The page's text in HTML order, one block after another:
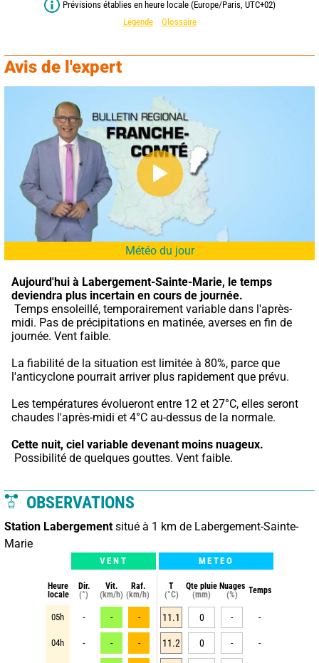
Prévisions établies en heure locale (Europe/Paris, UTC+02)
Légende
Glossaire
Avis de l'expert
Météo du jour
Aujourd'hui à Labergement-Sainte-Marie, le temps
deviendra plus incertain en cours de journée.
midi. Pas de précipitations en matinée, averses en fin de
journée. Vent faible.
La fiabilité de la situation est limitée à 80%, parce que
l'anticyclone pourrait arriver plus rapidement que prévu.
Les températures évolueront entre 12 et 27°C, elles seront
chaudes l'après-midi et 4°C au-dessus de la normale.
Cette nuit, ciel variable devenant moins nuageux.
Possibilité de quelques gouttes. Vent faible.
OBSERVATIONS
Station Labergement situé à 1 km de Labergement-Sainte-
Marie
VENT METEO
Heure
locale
Dir.
(°)
Vit.
(km/h)
Raf.
(km/h)
T
(°C)
Qte pluie
(mm)
Nuages
(%)
Temps
05h - - - 11.1 0 - -
04h - - - 11.2 0 - -